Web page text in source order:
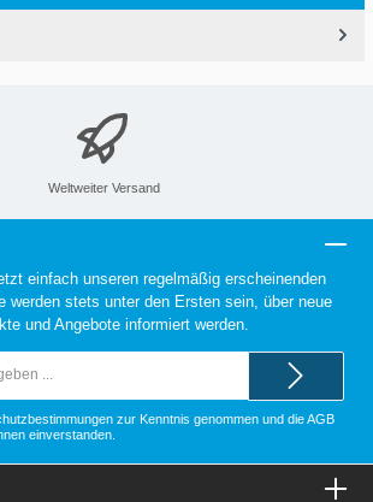
Weltweiter Versand
einfach unseren regelmäßig erscheinenden
werden stets unter den Ersten sein, über neue
und Angebote informiert werden.
zur Kenntnis genommen und dieAGB
einverstanden.